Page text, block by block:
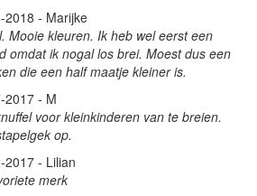
2018 - Marijke
Mooie kleuren. Ik heb wel eerst een
omdat ik nogal los brei. Moest dus een
die een half maatje kleiner is.
2017 - M
voor kleinkinderen van te breien.
op.
2017 - Lilian
merk